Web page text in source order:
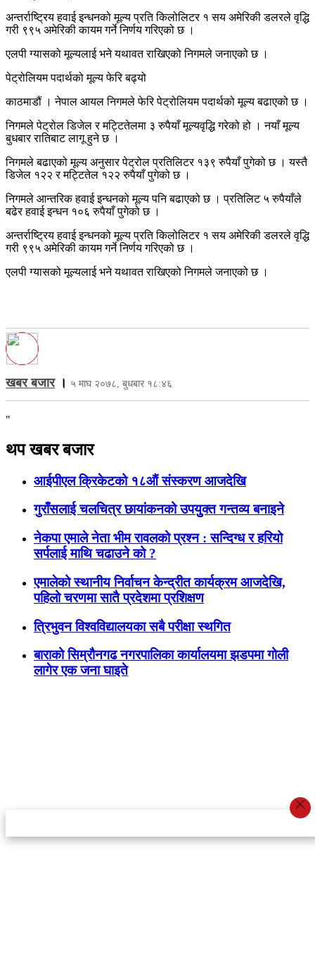
अन्तर्राष्ट्रिय हवाई इन्धनको मूल्य प्रति किलोलिटर १ सय अमेरिकी डलरले वृद्धि
गरी ९९५ अमेरिकी कायम गर्ने निर्णय गरिएको छ ।
एलपी ग्यासको मूल्यलाई भने यथावत राखिएको निगमले जनाएको छ ।
पेट्रोलियम पदार्थको मूल्य फेरि बढ्यो
काठमाडौं । नेपाल आयल निगमले फेरि पेट्रोलियम पदार्थको मूल्य बढाएको छ ।
निगमले पेट्रोल डिजेल र मट्टितेलमा ३ रुपैयाँ मूल्यवृद्धि गरेको हो । नयाँ मूल्य
बुधबार रातिबाट लागू हुने छ ।
निगमले बढाएको मूल्य अनुसार पेट्रोल प्रतिलिटर १३९ रुपैयाँ पुगेको छ । यस्तै
डिजेल १२२ र मट्टितेल १२२ रुपैयाँ पुगेको छ ।
निगमले आन्तरिक हवाई इन्धनको मूल्य पनि बढाएको छ । प्रतिलिट ५ रुपैयाँले
बढेर हवाई इन्धन १०६ रुपैयाँ पुगेको छ ।
अन्तर्राष्ट्रिय हवाई इन्धनको मूल्य प्रति किलोलिटर १ सय अमेरिकी डलरले वृद्धि
गरी ९९५ अमेरिकी कायम गर्ने निर्णय गरिएको छ ।
एलपी ग्यासको मूल्यलाई भने यथावत राखिएको निगमले जनाएको छ ।
खबर बजार। ५ माघ २०७८, बुधबार १८:४६
"
थप खबर बजार
आईपीएल क्रिकेटको १८औं संस्करण आजदेखि
गुराँसलाई चलचित्र छायांकनको उपयुुक्त गन्तव्य बनाइने
नेकपा एमाले नेता भीम रावलको प्रश्न : सन्दिग्ध र हरियो
सर्पलाई माथि चढाउने को ?
एमालेको स्थानीय निर्वाचन केन्द्रीत कार्यक्रम आजदेखि,
पहिलो चरणमा सातै प्रदेशमा प्रशिक्षण
त्रिभुवन विश्वविद्यालयका सबै परीक्षा स्थगित
बाराको सिम्रौनगढ नगरपालिका कार्यालयमा झडपमा गोली
लागेर एक जना घाइते